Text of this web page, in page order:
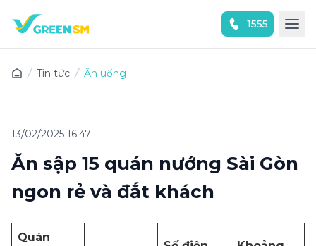
1555
Tin tức Ăn uống
13/02/2025 16:47
Ăn sập 15 quán nướng Sài Gòn
ngon rẻ và đắt khách
Quán